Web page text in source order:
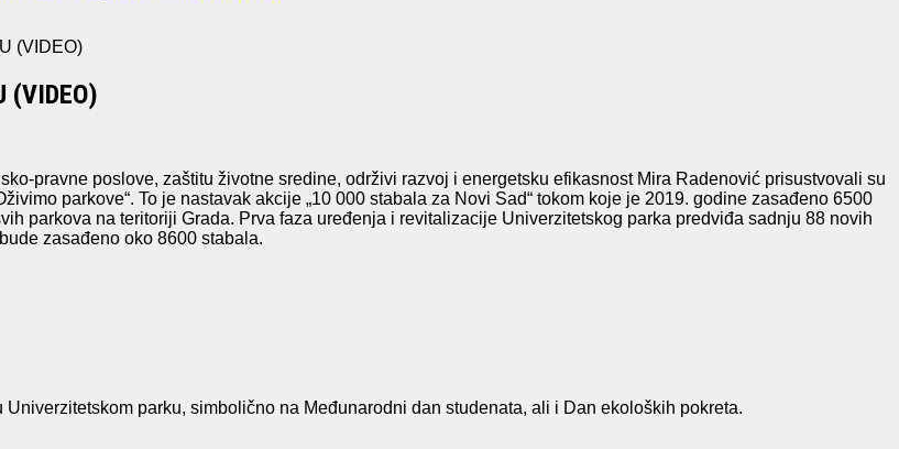
(VIDEO)
(VIDEO)
pravne poslove, zaštitu životne sredine, održivi razvoj i energetsku efikasnost Mira Radenović prisustvovali su
parkove“. To je nastavak akcije „10 000 stabala za Novi Sad“ tokom koje je 2019. godine zasađeno 6500
parkova na teritoriji Grada. Prva faza uređenja i revitalizacije Univerzitetskog parka predviđa sadnju 88 novih
zasađeno oko 8600 stabala.
parku, simbolično na Međunarodni dan studenata, ali i Dan ekoloških pokreta.